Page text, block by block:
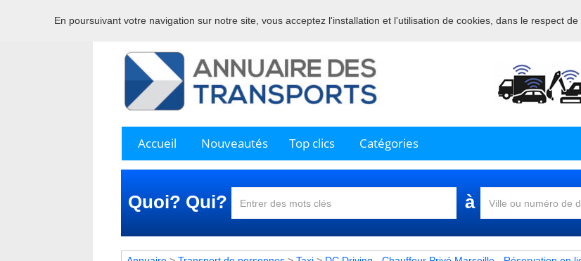
Bienvenue sur l'annuaire professionnel du transport et de la la
Accueil Nouveautés Top clics Catégories
Quoi? Qui? à
En poursuivant votre navigation sur notre site, vous acceptez l'installation et l'utilisation de cookies, dans le respect